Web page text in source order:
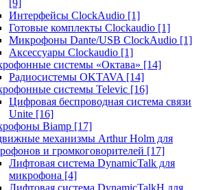
[9]
Интерфейсы ClockAudio [1]
Готовые комплекты Clockaudio [1]
Микрофоны Dante/USB ClockAudio [1]
Аксессуары Clockaudio [1]
системы «Октава» [14]
Радиосистемы OKTAVA [14]
системы Televic [16]
Цифровая беспроводная система связи
Unite [16]
Biamp [17]
механизмы Arthur Holm для
и громкоговорителей [17]
Лифтовая система DynamicTalk для
микрофона [4]
Лифтовая система DynamicTalkH для